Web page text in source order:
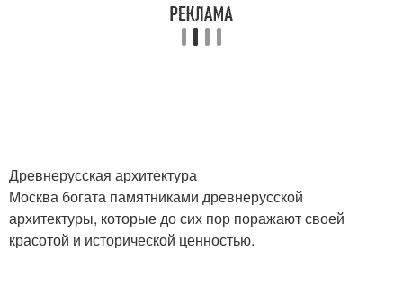
Древнерусская архитектура
Москва богата памятниками древнерусской
архитектуры, которые до сих пор поражают своей
красотой и исторической ценностью.